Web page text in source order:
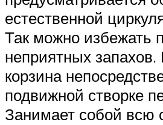
естественной
Так можно избежать
неприятных запахов.
корзина
подвижной створке
Занимает собой всю